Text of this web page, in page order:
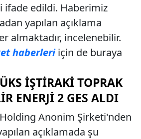
ifade edildi. Haberimiz
yapılan açıklama
almaktadır, incelenebilir.
haberleriiçin de buraya
İŞTIRAKI TOPRAK
ENERJI 2 GES ALDI
Holding Anonim Şirketi'nden
açıklamada şu